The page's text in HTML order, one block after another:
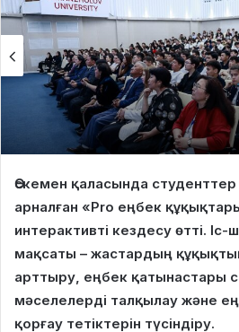
Өскемен қаласында
арналған «Pro еңбек
интерактивті кездесу өтті. Іс-
мақсаты – жастардың
арттыру, еңбек қатынастары
мәселелерді талқылау және
қорғау тетіктерін түсіндіру.